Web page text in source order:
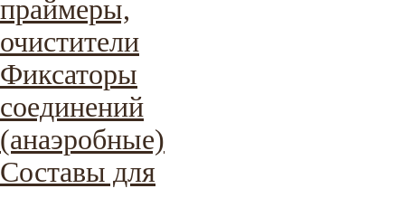
праймеры,
очистители
Фиксаторы
соединений
(анаэробные)
Составы для